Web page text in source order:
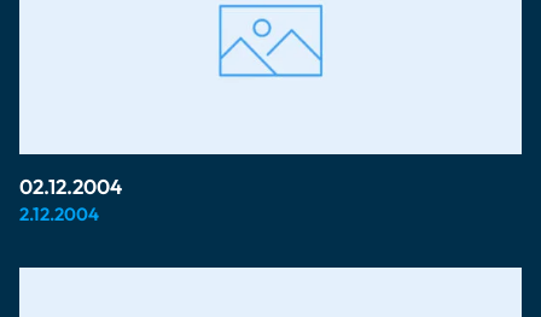
02.12.2004
2.12.2004